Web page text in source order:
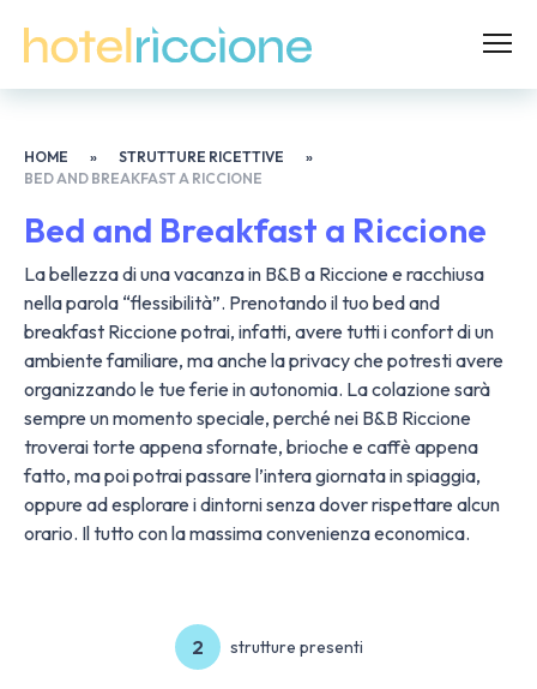
HOME » STRUTTURE RICETTIVE
»
BED AND BREAKFAST A RICCIONE
Bed and Breakfast a Riccione
La bellezza di una vacanza in B&B a Riccione e racchiusa
nella parola “flessibilità”. Prenotando il tuo bed and
breakfast Riccione potrai, infatti, avere tutti i confort di un
ambiente familiare, ma anche la privacy che potresti avere
organizzando le tue ferie in autonomia. La colazione sarà
sempre un momento speciale, perché nei B&B Riccione
troverai torte appena sfornate, brioche e caffè appena
fatto, ma poi potrai passare l’intera giornata in spiaggia,
oppure ad esplorare i dintorni senza dover rispettare alcun
orario. Il tutto con la massima convenienza economica.
2 strutture presenti